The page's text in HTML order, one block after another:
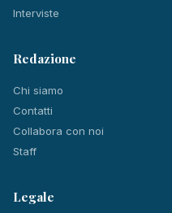
Interviste
Redazione
Chi siamo
Contatti
Collabora con noi
Staff
Legale